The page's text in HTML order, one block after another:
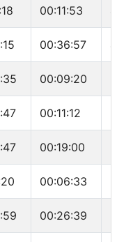
00:11:53
00:36:57
00:09:20
00:11:12
00:19:00
00:06:33
00:26:39